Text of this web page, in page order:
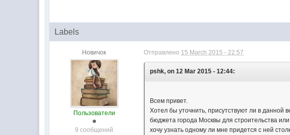
Labels
Новичок
Пользователи
9 сообщений
Отправлено 15 March 2015 - 22:57
pshk, on 12 Mar 2015 - 12:44:
Всем привет.
Хотел бы уточнить, присутствуют ли в
бюджета города Москвы для строительства
хочу узнать одному ли мне придется с ней